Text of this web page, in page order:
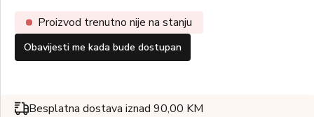
Proizvod trenutno nije na stanju
Obavijesti me kada bude dostupan
Besplatna dostava iznad 90,00 KM